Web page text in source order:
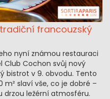
francouzský
nyní známou restauraci
Club Cochon svůj nový
bistrot v 9. obvodu. Tento
m² slaví vše, co je dobré –
drzou ležérní atmosféru.